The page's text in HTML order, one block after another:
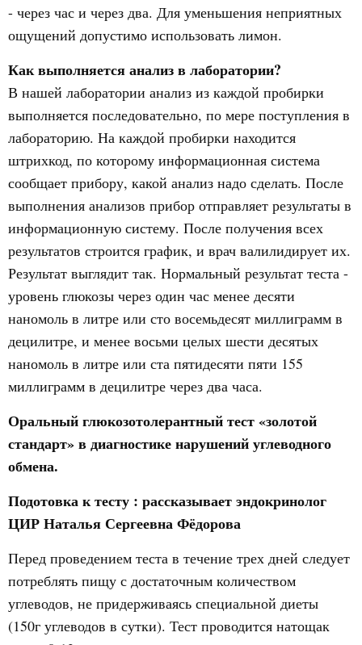
- через час и через два. Для уменьшения неприятных
ощущений допустимо использовать лимон.
Как выполняется анализ в лаборатории?
В нашей лаборатории анализ из каждой пробирки
выполняется последовательно, по мере поступления в
лабораторию. На каждой пробирки находится
штрихкод, по которому информационная система
сообщает прибору, какой анализ надо сделать. После
выполнения анализов прибор отправляет результаты в
информационную систему. После получения всех
результатов строится график, и врач валилидирует их.
Результат выглядит так. Нормальный результат теста -
уровень глюкозы через один час менее десяти
наномоль в литре или сто восемьдесят миллиграмм в
децилитре, и менее восьми целых шести десятых
наномоль в литре или ста пятидесяти пяти 155
миллиграмм в децилитре через два часа.
Оральный глюкозотолерантный тест «золотой
стандарт» в диагностике нарушений углеводного
обмена.
Подотовка к тесту : рассказывает эндокринолог
ЦИР Наталья Сергеевна Фёдорова
Перед проведением теста в течение трех дней следует
потреблять пищу с достаточным количеством
углеводов, не придерживаясь специальной диеты
(150г углеводов в сутки). Тест проводится натощак